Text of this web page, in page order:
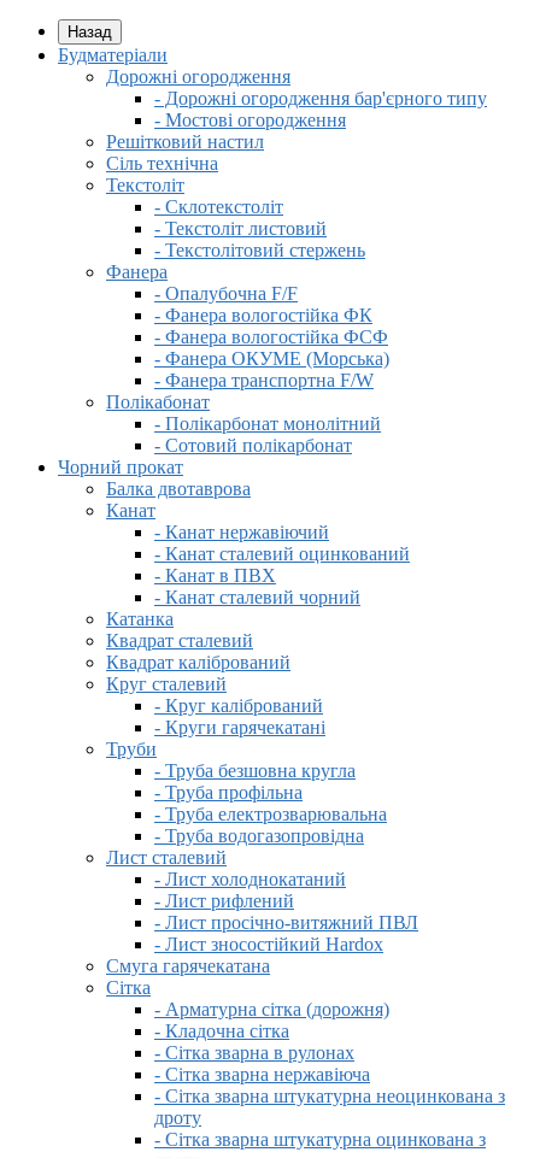
Назад
Будматеріали
Дорожні огородження
- Дорожні огородження бар'єрного типу
- Мостові огородження
Решітковий настил
Сіль технічна
Текстоліт
- Склотекстоліт
- Текстоліт листовий
- Текстолітовий стержень
Фанера
- Опалубочна F/F
- Фанера вологостійка ФК
- Фанера вологостійка ФСФ
- Фанера ОКУМЕ (Морська)
- Фанера транспортна F/W
Полікабонат
- Полікарбонат монолітний
- Сотовий полікарбонат
Чорний прокат
Балка двотаврова
Канат
- Канат нержавіючий
- Канат сталевий оцинкований
- Канат в ПВХ
- Канат сталевий чорний
Катанка
Квадрат сталевий
Квадрат калібрований
Круг сталевий
- Круг калібрований
- Круги гарячекатані
Труби
- Труба безшовна кругла
- Труба профільна
- Труба електрозварювальна
- Труба водогазопровідна
Лист сталевий
- Лист холоднокатаний
- Лист рифлений
- Лист просічно-витяжний ПВЛ
- Лист зносостійкий Hardox
Смуга гарячекатана
Сітка
- Арматурна сітка (дорожня)
- Кладочна сітка
- Сітка зварна в рулонах
- Сітка зварна нержавіюча
- Сітка зварна штукатурна неоцинкована з
дроту
- Сітка зварна штукатурна оцинкована з